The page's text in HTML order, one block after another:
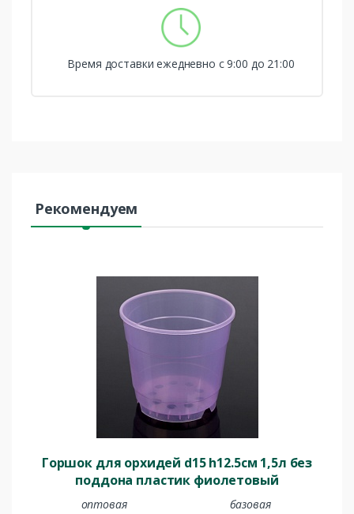
Время доставки ежедневно с 9:00 до 21:00
Рекомендуем
Горшок для орхидей d15 h12.5см 1,5л без
поддона пластик фиолетовый
оптовая базовая